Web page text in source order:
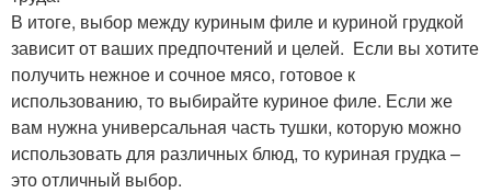
В итоге, выбор между куриным филе и куриной грудкой
зависит от ваших предпочтений и целей. ️ Если вы хотите
получить нежное и сочное мясо, готовое к
использованию, то выбирайте куриное филе. Если же
вам нужна универсальная часть тушки, которую можно
использовать для различных блюд, то куриная грудка –
это отличный выбор.